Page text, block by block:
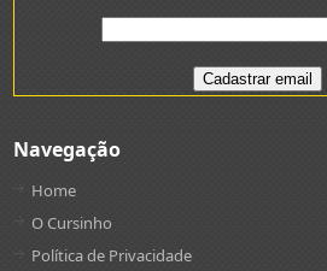
Navegação
Home
O Cursinho
Política de Privacidade